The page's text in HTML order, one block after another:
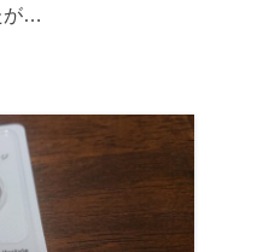
が…